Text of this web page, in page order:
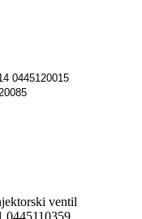
0445120015